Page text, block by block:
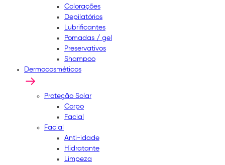
Colorações
Depilatórios
Lubrificantes
Pomadas / gel
Preservativos
Shampoo
Dermocosméticos
Proteção Solar
Corpo
Facial
Facial
Anti-idade
Hidratante
Limpeza